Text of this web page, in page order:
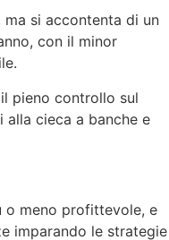
si accontenta di un
con il minor
pieno controllo sul
cieca a banche e
o meno profittevole, e
imparando le strategie